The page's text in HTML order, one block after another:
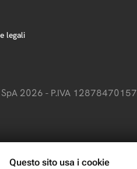
legali
2026 - P.IVA 12878470157